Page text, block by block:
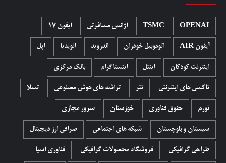
OPENAI
TSMC آژانس مسافرتی آیفون 17
آیفون AIR اتوموبیل خودران اندروید انویدیا اپل
اینترنت کودکان اینتل اینستاگرام بانک مرکزی
تاکسی های اینترنتی تتر تراشه های هوش مصنوعی تسلا
تورم حقوق فناوری خوزستان سرور مجازی
سیستان و بلوچستان شبکه های اجتماعی صرافی ارز دیجیتال
طراحی گرافیکی فروشگاه محصولات گرافيکی فناوری آسیا